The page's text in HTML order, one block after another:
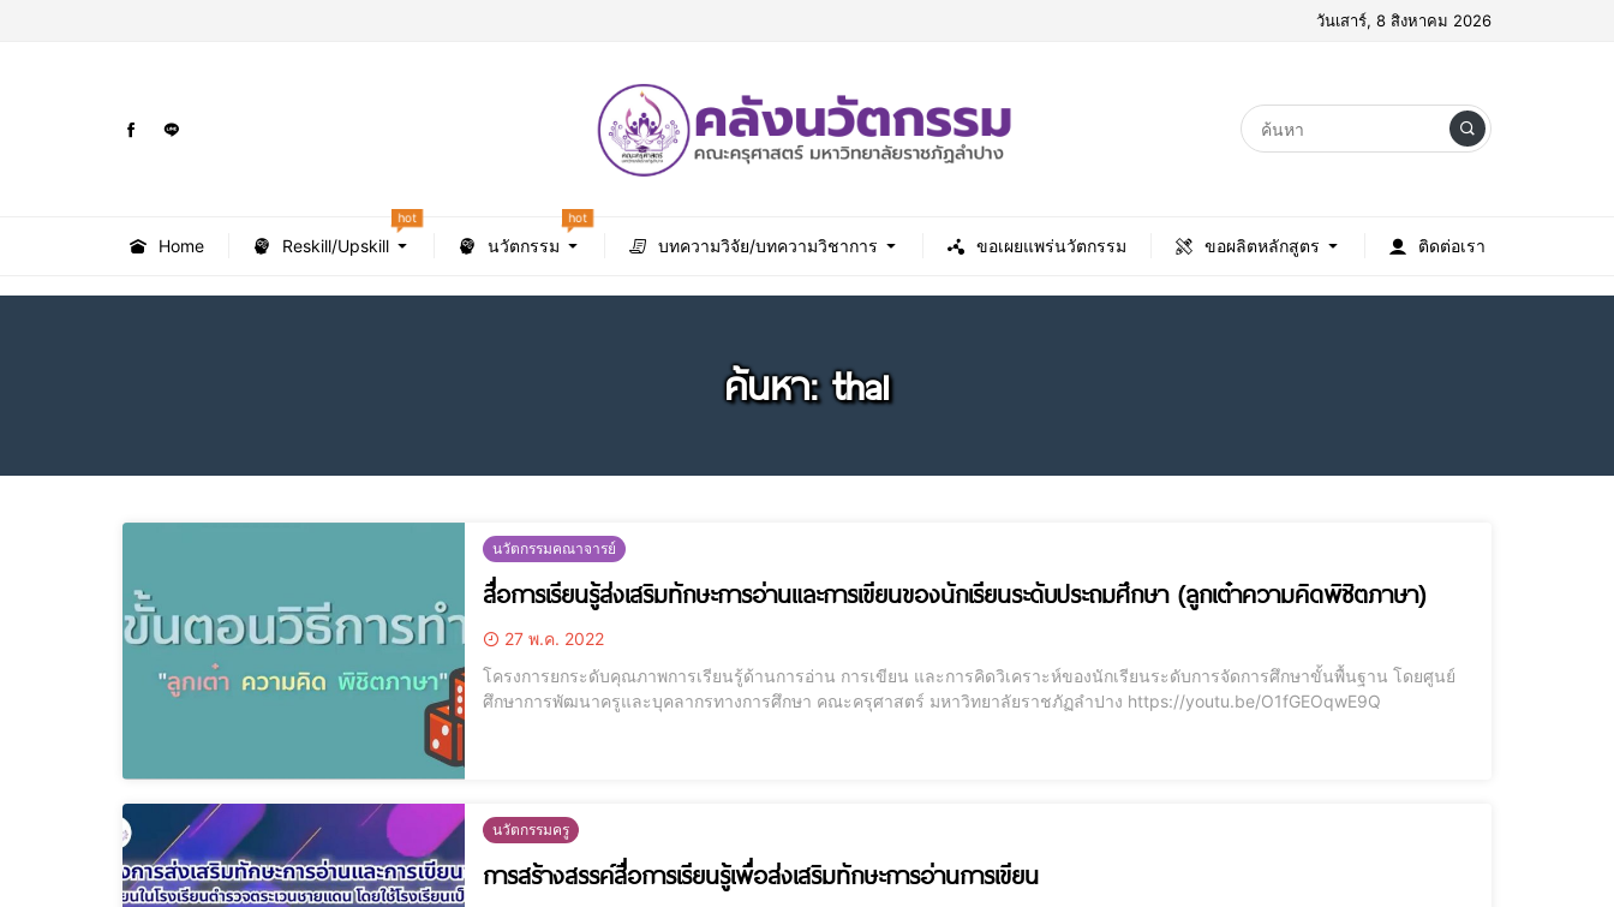
วันเสาร์, 8 สิงหาคม 2026
Home Reskill/Upskill
hot
นวัตกรรม
hot
บทความวิจัย/บทความวิชาการ ขอเผยแพร่นวัตกรรม ขอผลิตหลักสูตร ติดต่อเรา
ค้นหา: thai
นวัตกรรมคณาจารย์
สื่อการเรียนรู้ส่งเสริมทักษะการอ่านและการเขียนของนักเรียนระดับประถมศึกษา (ลูกเต๋าความคิดพิชิตภาษา)
27 พ.ค. 2022
โครงการยกระดับคุณภาพการเรียนรู้ด้านการอ่าน การเขียน และการคิดวิเคราะห์ของนักเรียนระดับการจัดการศึกษาขั้นพื้นฐาน โดยศูนย์
ศึกษาการพัฒนาครูและบุคลากรทางการศึกษา คณะครุศาสตร์ มหาวิทยาลัยราชภัฏลำปาง https://youtu.be/O1fGEOqwE9Q
นวัตกรรมครู
การสร้างสรรค์สื่อการเรียนรู้เพื่อส่งเสริมทักษะการอ่านการเขียน